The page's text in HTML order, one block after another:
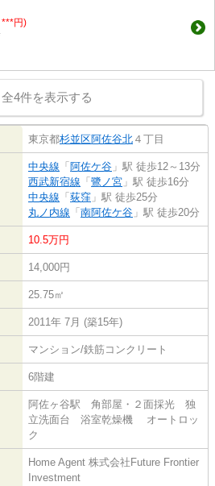
***円)
全4件を表示する
東京都杉並区阿佐谷北 ４丁目
中央線 「 阿佐ケ谷 」駅 徒歩12～13分
西武新宿線 「 鷺ノ宮 」駅 徒歩16分
中央線 「 荻窪 」駅 徒歩25分
丸ノ内線 「 南阿佐ケ谷 」駅 徒歩20分
10.5万円
14,000円
25.75㎡
2011年 7月 (築15年)
マンション/鉄筋コンクリート
6階建
阿佐ヶ谷駅 角部屋・２面採光 独
立洗面台 浴室乾燥機 オートロッ
ク
Home Agent 株式会社Future Frontier
Investment